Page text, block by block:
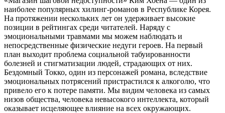
наиболее популярных хилинг-романов в Республике Корея.
На протяжении нескольких лет он удерживает высокие
позиции в рейтингах среди читателей. Наряду с
эмоциональными травмами мы можем наблюдать и
непосредственные физические недуги героев. На первый
план выходит проблема социальной табуированности
болезней и стигматизации людей, страдающих от них.
Бездомный Токко, один из персонажей романа, вследствие
эмоциональных потрясений пристрастился к алкоголю, что
привело его к потере памяти. Мы видим человека из самых
низов общества, человека невысокого интеллекта, который
оказывает исцеляющее влияние на всех окружающих.